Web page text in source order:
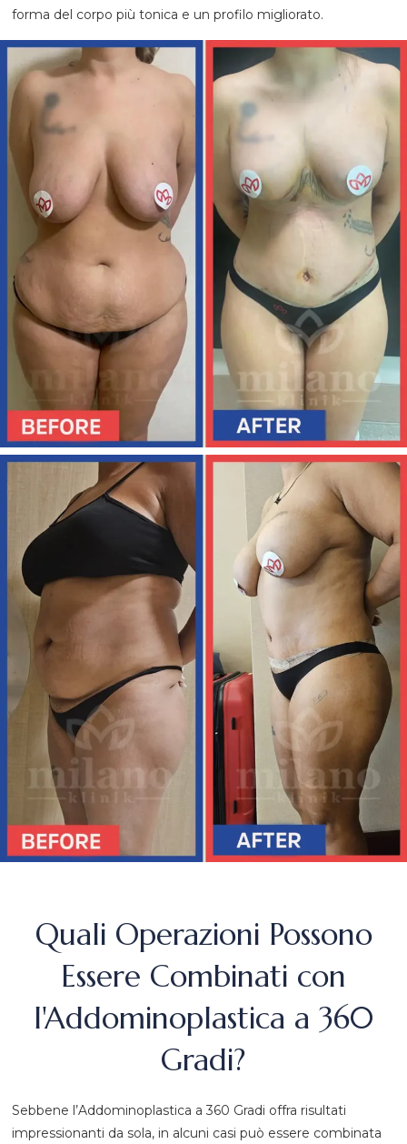
forma del corpo più tonica e un profilo migliorato.
Quali Operazioni Possono
Essere Combinati con
l'Addominoplastica a 360
Gradi?
Sebbene l’Addominoplastica a 360 Gradi offra risultati
impressionanti da sola, in alcuni casi può essere combinata